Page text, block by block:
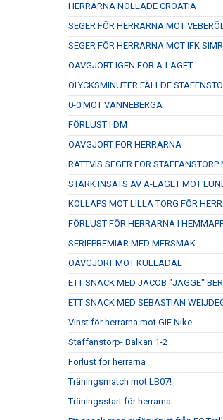
HERRARNA NOLLADE CROATIA
SEGER FÖR HERRARNA MOT
SEGER FÖR HERRARNA MOT IFK
OAVGJORT IGEN FÖR A-LAGET
OLYCKSMINUTER FÄLLDE
0-0 MOT VANNEBERGA
FÖRLUST I DM
OAVGJORT FÖR HERRARNA
RÄTTVIS SEGER FÖR
STARK INSATS AV A-LAGET MOT
KOLLAPS MOT LILLA TORG FÖR
FÖRLUST FÖR HERRARNA I
SERIEPREMIÄR MED MERSMAK
OAVGJORT MOT KULLADAL
ETT SNACK MED JACOB "JAGGE"
ETT SNACK MED SEBASTIAN
Vinst för herrarna mot GIF Nike
Staffanstorp- Balkan 1-2
Förlust för herrarna
Träningsmatch mot LB07!
Träningsstart för herrarna